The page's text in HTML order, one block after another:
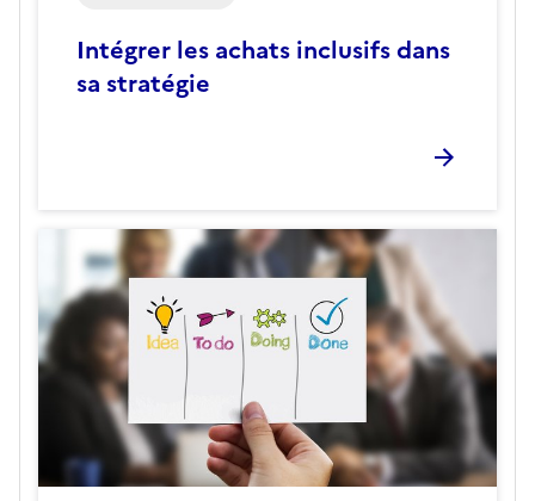
Intégrer les achats inclusifs dans
sa stratégie